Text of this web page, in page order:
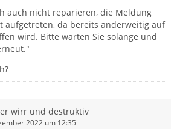
auch nicht reparieren, die Meldung
aufgetreten, da bereits anderweitig auf
wird. Bitte warten Sie solange und
wirr und destruktiv
2022 um 12:35